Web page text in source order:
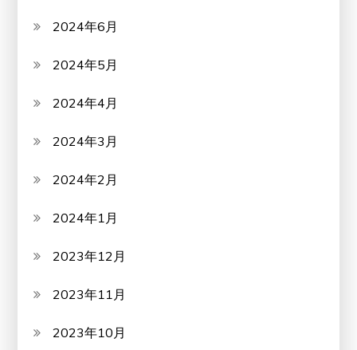
2024年6月
2024年5月
2024年4月
2024年3月
2024年2月
2024年1月
2023年12月
2023年11月
2023年10月